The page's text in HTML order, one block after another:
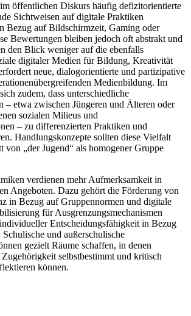
öffentlichen Diskurs häufig defizitorientierte
Sichtweisen auf digitale Praktiken
Bezug auf Bildschirmzeit, Gaming oder
Bewertungen bleiben jedoch oft abstrakt und
den Blick weniger auf die ebenfalls
digitaler Medien für Bildung, Kreativität
neue, dialogorientierte und partizipative
Medienbildung. Im
zudem, dass unterschiedliche
– etwa zwischen Jüngeren und Älteren oder
sozialen Milieus und
– zu differenzierten Praktiken und
Handlungskonzepte sollten diese Vielfalt
von „der Jugend“ als homogener Gruppe
verdienen mehr Aufmerksamkeit in
Angeboten. Dazu gehört die Förderung von
in Bezug auf Gruppennormen und digitale
für Ausgrenzungsmechanismen
Entscheidungsfähigkeit in Bezug
und außerschulische
gezielt Räume schaffen, in denen
selbstbestimmt und kritisch
können.